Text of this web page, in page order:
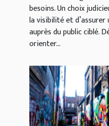
besoins. Un choix
la visibilité et
auprès du public ciblé.
orienter...